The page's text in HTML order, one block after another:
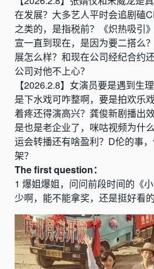
在发展？ 大多艺人平时会追剧磕
之类的， 是指税前？ 《炽热吸引》
宣一直到现在， 是因为要二搭么？
展怎么样？和现在公司经纪合约
公司对他不上心？
【2026.2.8】 女演员要是遇到生
是下水戏可咋整啊，要是拍欢乐
着疼还得演高兴？ 龚俊新剧播出
是也是老企业了，咪咕视频为什
运会转播还有啥盈利？ D伦的事
架？
Thefirstquestion：
1 爆姐爆姐，问问前段时间的 《
少啊，能不能拿奖，还是挺好看的